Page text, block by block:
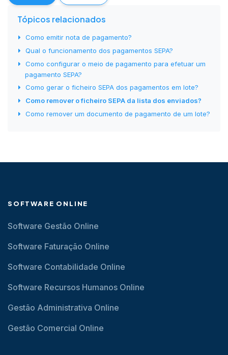
Tópicos relacionados
Como emitir nota de pagamento?
Qual o funcionamento dos pagamentos SEPA?
Como configurar o meio de pagamento para efetuar um
pagamento SEPA?
Como gerar o ficheiro SEPA dos pagamentos em lote?
Como remover o ficheiro SEPA da lista dos enviados?
Como remover um documento de pagamento de um lote?
SOFTWARE ONLINE
Software Gestão Online
Software Faturação Online
Software Contabilidade Online
Software Recursos Humanos Online
Gestão Administrativa Online
Gestão Comercial Online